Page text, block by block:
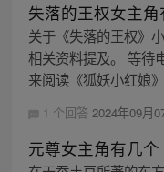
失落的王权女主角
关于《失落的王权》
相关资料提及。 等待
来阅读《狐妖小红娘
1 个回答 2024年09月
元尊女主角有几个